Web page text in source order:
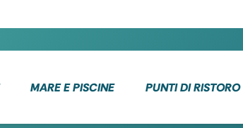
MARE E PISCINE PUNTI DI RISTORO